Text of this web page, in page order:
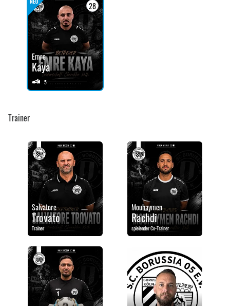
28
Emre
Kaya
5
Trainer
Salvatore
Trovato
Trainer
Mouhaymen
Rachdi
spielender Co-Trainer